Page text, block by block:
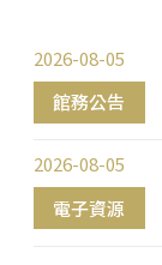
館務公告
2026-08-05
電子資源
2026-08-05